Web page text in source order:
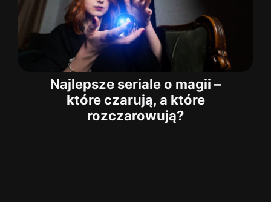
Najlepsze seriale o magii –
które czarują, a które
rozczarowują?